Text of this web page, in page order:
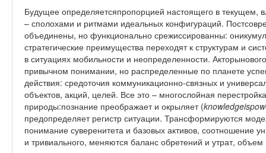
Будущее определяетсяпропорцией настоящего в
– сполохами и ритмами идеальных конфигураций.
объединены, но функционально срежиссированны:
стратегические преимущества переходят к структурам и
в ситуациях мобильности и неопределенности.
привычном понимании, но распределенные по планете
действия: средоточия коммуникационно-связных и
объектов, акций, целей. Все это – многослойная
природы:познание преображает и окрыляет (
предопределяет регистр ситуации. Трансформируются
понимание суверенитета и базовых активов, соотношение
и тривиального, меняются баланс обретений и утрат,